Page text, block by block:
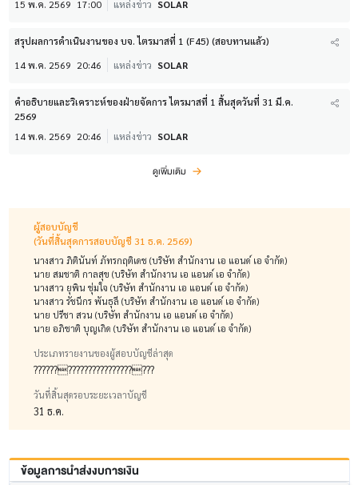
15 พ.ค. 2569 17:00 แหล่งข่าว SOLAR
สรุปผลการดำเนินงานของ บจ. ไตรมาสที่ 1 (F45) (สอบทานแล้ว)
14 พ.ค. 2569 20:46 แหล่งข่าว SOLAR
คำอธิบายและวิเคราะห์ของฝ่ายจัดการ ไตรมาสที่ 1 สิ้นสุดวันที่ 31 มี.ค.
2569
14 พ.ค. 2569 20:46 แหล่งข่าว SOLAR
ดูเพิ่มเติม
ผู้สอบบัญชี
(วันที่สิ้นสุดการสอบบัญชี 31 ธ.ค. 2569)
นางสาว ภิตินันท์ ภัทรกฤติเดช (บริษัท สำนักงาน เอ แอนด์ เอ จำกัด)
นาย สมชาติ กาลสุข (บริษัท สำนักงาน เอ แอนด์ เอ จำกัด)
นางสาว ยุพิน ชุ่มใจ (บริษัท สำนักงาน เอ แอนด์ เอ จำกัด)
นางสาว รัชนีกร พันธุลี (บริษัท สำนักงาน เอ แอนด์ เอ จำกัด)
นาย ปรีชา สวน (บริษัท สำนักงาน เอ แอนด์ เอ จำกัด)
นาย อภิชาติ บุญเกิด (บริษัท สำนักงาน เอ แอนด์ เอ จำกัด)
ประเภทรายงานของผู้สอบบัญชีล่าสุด
?????????????????????????
วันที่สิ้นสุดรอบระยะเวลาบัญชี
31 ธ.ค.
ข้อมูลการนำส่งงบการเงิน